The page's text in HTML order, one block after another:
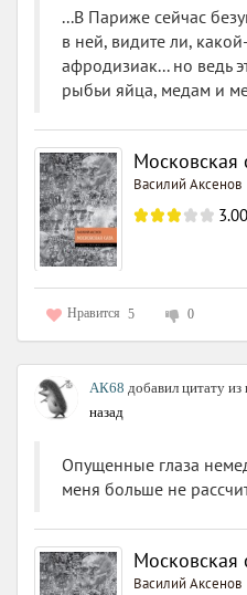
...В Париже сейчас
в ней, видите ли,
афродизиак... но ведь
рыбьи яйца, медам и
Московская
Василий Аксенов
3.00
Нравится 5 0
АК68 добавил цитату из
назад
Опущенные глаза
меня больше не
Московская
Василий Аксенов